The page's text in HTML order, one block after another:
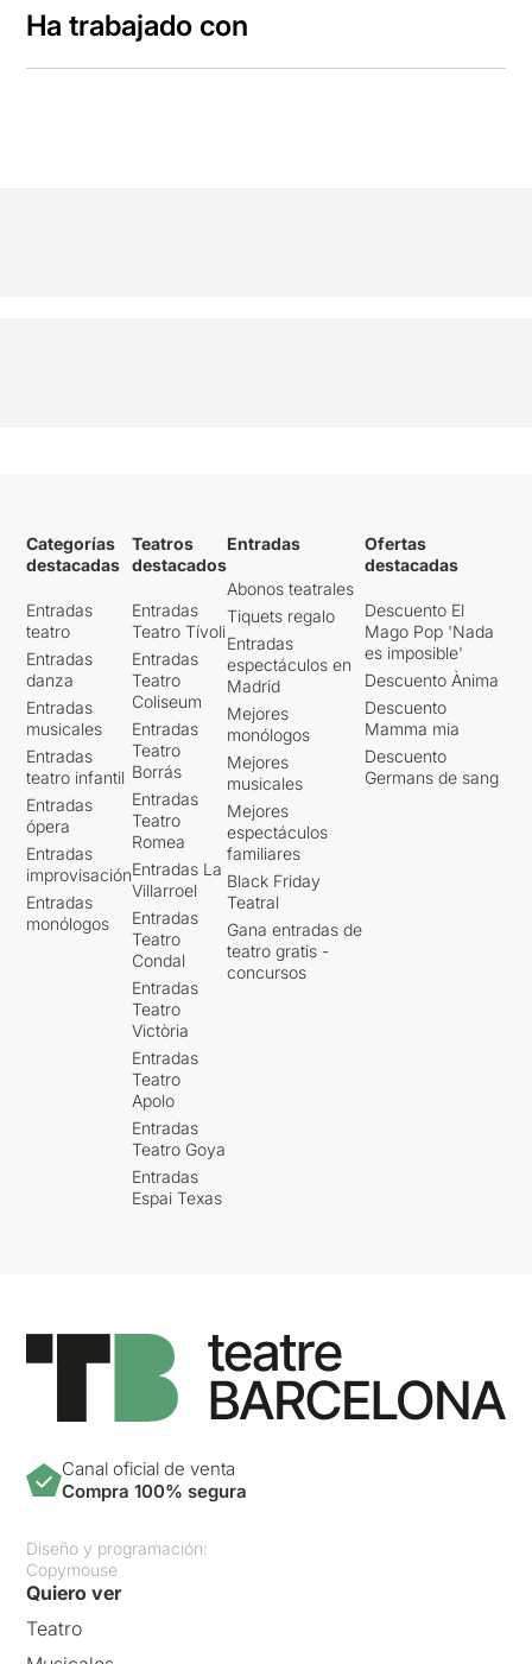
Ha trabajado con
Categorías
destacadas
Entradas
teatro
Entradas
danza
Entradas
musicales
Entradas
teatro infantil
Entradas
ópera
Entradas
improvisación
Entradas
monólogos
Teatros
destacados
Entradas
Teatro Tívoli
Entradas
Teatro
Coliseum
Entradas
Teatro
Borrás
Entradas
Teatro
Romea
Entradas La
Villarroel
Entradas
Teatro
Condal
Entradas
Teatro
Victòria
Entradas
Teatro
Apolo
Entradas
Teatro Goya
Entradas
Espai Texas
Entradas
Abonos teatrales
Tiquets regalo
Entradas
espectáculos en
Madrid
Mejores
monólogos
Mejores
musicales
Mejores
espectáculos
familiares
Black Friday
Teatral
Gana entradas de
teatro gratis -
concursos
Ofertas
destacadas
Descuento El
Mago Pop 'Nada
es imposible'
Descuento Ànima
Descuento
Mamma mia
Descuento
Germans de sang
Canal oficial de venta
Compra 100% segura
Diseño y programación:
Copymouse
Quiero ver
Teatro